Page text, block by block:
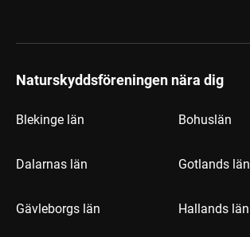
Naturskyddsföreningen nära dig
Blekinge län Bohuslän
Dalarnas län Gotlands län
Gävleborgs län Hallands län